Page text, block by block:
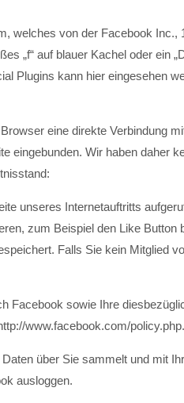
welches von der Facebook Inc.,
„f“ auf blauer Kachel oder ein
Plugins kann hier eingesehen
eine direkte Verbindung
Wir haben daher
unseres Internetauftritts
zum Beispiel den Like Button
Falls Sie kein Mitglied
Facebook sowie Ihre
www.facebook.com/policy.php.
über Sie sammelt und mit
ausloggen.